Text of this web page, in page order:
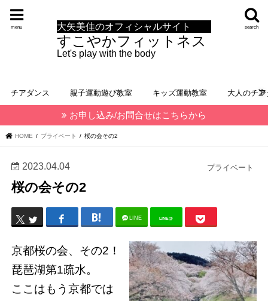
大矢美佳のオフィシャルサイト
すこやかフィットネス
Let's play with the body
search
menu
チアダンス 親子運動遊び教室 キッズ運動教室 大人のチ
お申し込み/お問合せはこちらから
HOME プライベート 桜の会その2
プライベート
2023.04.04
桜の会その2
LINE LINE@
京都桜の会、その2！
琵琶湖第1疏水。
ここはもう京都では